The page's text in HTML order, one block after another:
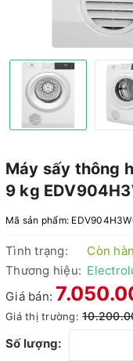
Máy sấy thông
9 kg
Mã sản phẩm:
Tình trạng:
Còn
Thương hiệu:
Giá bán:
Giá thị trường:
Số lượng: